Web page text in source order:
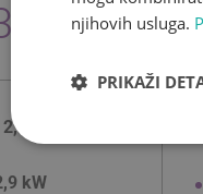
€
2,6 kW
kW
njihovih usluga.
PRIKAŽI
Nužno